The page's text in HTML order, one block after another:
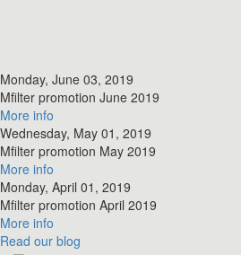
Monday, June 03, 2019
​Mfilter promotion June 2019
More info
Wednesday, May 01, 2019
​Mfilter promotion May 2019
More info
Monday, April 01, 2019
​Mfilter promotion April 2019
More info
Read our blog